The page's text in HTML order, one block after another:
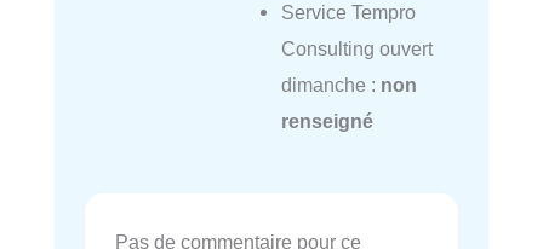
Service Tempro
Consulting ouvert
dimanche : non
renseigné
Pas de commentaire pour ce